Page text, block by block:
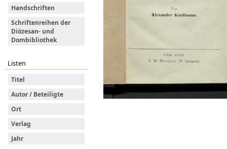
Handschriften
Schriftenreihen der
Diözesan- und
Dombibliothek
Listen
Titel
Autor / Beteiligte
Ort
Verlag
Jahr